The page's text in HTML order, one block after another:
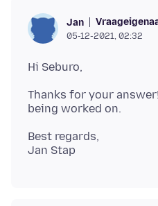
Jan
05-12-2021, 02:32
Thanks for your
Best regards,